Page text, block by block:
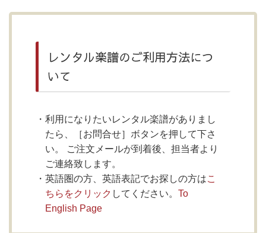
レンタル楽譜のご利用方法につ
いて
利用になりたいレンタル楽譜がありまし
たら、［お問合せ］ボタンを押して下さ
い。 ご注文メールが到着後、担当者より
ご連絡致します。
英語圏の方、英語表記でお探しの方はこ
ちらをクリック してください。 To
English Page